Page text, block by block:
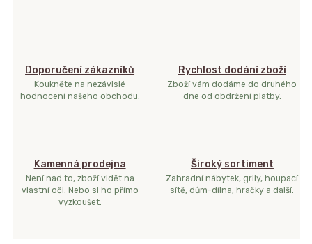
Doporučení zákazníků
Koukněte na nezávislé
hodnocení našeho obchodu.
Rychlost dodání zboží
Zboží vám dodáme do druhého
dne od obdržení platby.
Kamenná prodejna
Není nad to, zboží vidět na
vlastní oči. Nebo si ho přímo
vyzkoušet.
Široký sortiment
Zahradní nábytek, grily, houpací
sítě, dům-dílna, hračky a další.